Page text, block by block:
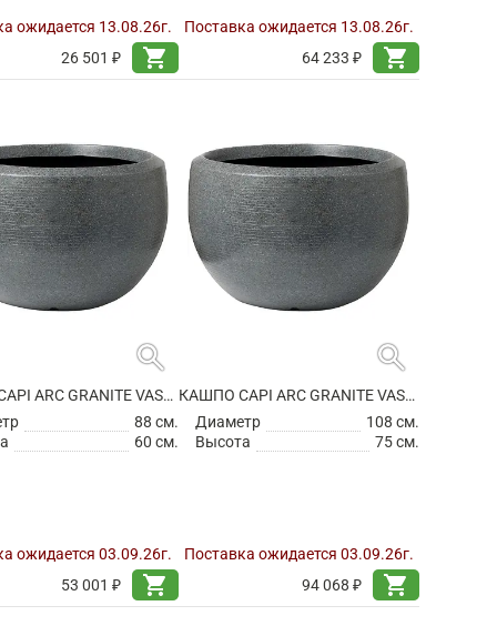
ожидается 13.08.26г.
26 501 ₽
shopping_cart
Поставка ожидается 13.08.26г.
64 233 ₽
shopping_cart
search
КАШПО CAPI ARC GRANITE VASE BALL ANTHRACITE
88 см.
60 см.
ожидается 03.09.26г.
53 001 ₽
shopping_cart
search
КАШПО CAPI ARC GRANITE VASE BALL ANTHRACITE
Диаметр
108 см.
Высота
75 см.
Поставка ожидается 03.09.26г.
94 068 ₽
shopping_cart